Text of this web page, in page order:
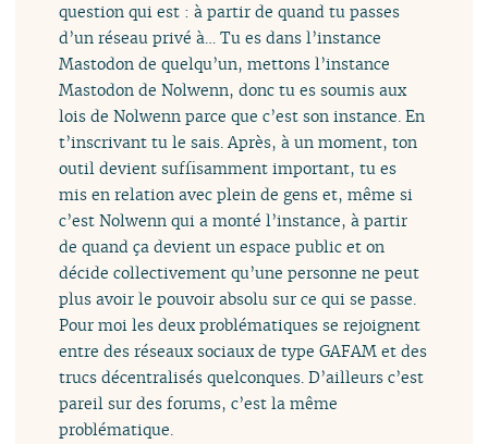
question qui est : à partir de quand tu passes
d’un réseau privé à… Tu es dans l’instance
Mastodon de quelqu’un, mettons l’instance
Mastodon de Nolwenn, donc tu es soumis aux
lois de Nolwenn parce que c’est son instance. En
t’inscrivant tu le sais. Après, à un moment, ton
outil devient suffisamment important, tu es
mis en relation avec plein de gens et, même si
c’est Nolwenn qui a monté l’instance, à partir
de quand ça devient un espace public et on
décide collectivement qu’une personne ne peut
plus avoir le pouvoir absolu sur ce qui se passe.
Pour moi les deux problématiques se rejoignent
entre des réseaux sociaux de type GAFAM et des
trucs décentralisés quelconques. D’ailleurs c’est
pareil sur des forums, c’est la même
problématique.